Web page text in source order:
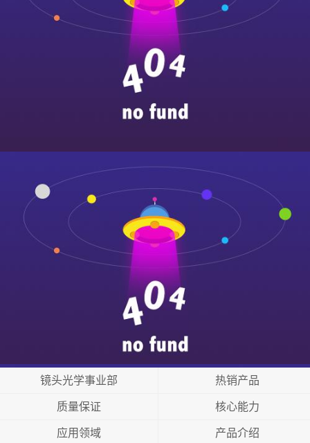
镜头光学事业部 热销产品
质量保证 核心能力
应用领域 产品介绍